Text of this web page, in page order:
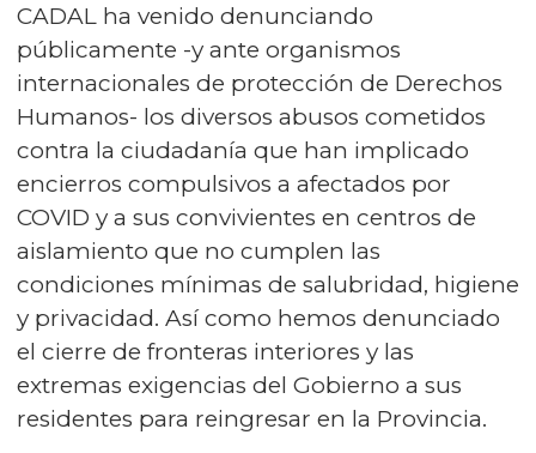
CADAL ha venido denunciando
públicamente -y ante organismos
internacionales de protección de Derechos
Humanos- los diversos abusos cometidos
contra la ciudadanía que han implicado
encierros compulsivos a afectados por
COVID y a sus convivientes en centros de
aislamiento que no cumplen las
condiciones mínimas de salubridad, higiene
y privacidad. Así como hemos denunciado
el cierre de fronteras interiores y las
extremas exigencias del Gobierno a sus
residentes para reingresar en la Provincia.